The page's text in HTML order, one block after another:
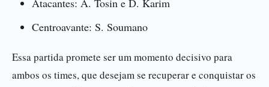
Atacantes: A. Tosin e D. Karim
Centroavante: S. Soumano
Essa partida promete ser um momento decisivo para
ambos os times, que desejam se recuperar e conquistar os